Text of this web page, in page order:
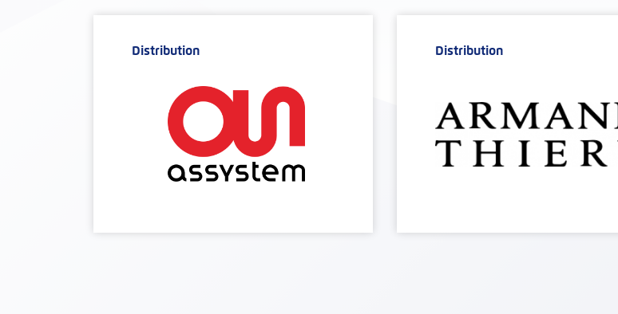
Distribution Distribution